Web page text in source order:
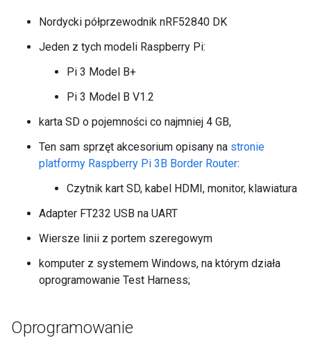
Nordycki półprzewodnik nRF52840 DK
Jeden z tych modeli Raspberry Pi:
Pi 3 Model B+
Pi 3 Model B V1.2
karta SD o pojemności co najmniej 4 GB,
Ten sam sprzęt akcesorium opisany na stronie
platformy Raspberry Pi 3B Border Router:
Czytnik kart SD, kabel HDMI, monitor, klawiatura
Adapter FT232 USB na UART
Wiersze linii z portem szeregowym
komputer z systemem Windows, na którym działa
oprogramowanie Test Harness;
Oprogramowanie